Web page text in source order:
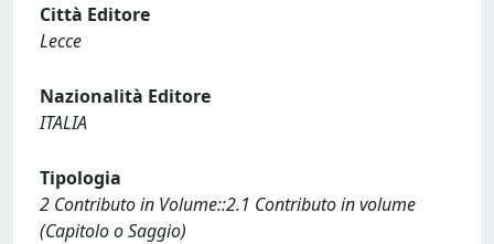
Città Editore
Lecce
Nazionalità Editore
ITALIA
Tipologia
2 Contributo in Volume::2.1 Contributo in volume
(Capitolo o Saggio)